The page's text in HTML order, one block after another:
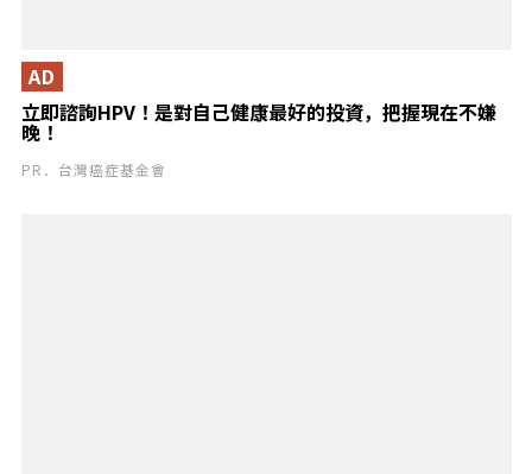
立即諮詢HPV！是對自己健康最好的投資，把握現在不嫌
晚！
AD
PR．台灣癌症基金會